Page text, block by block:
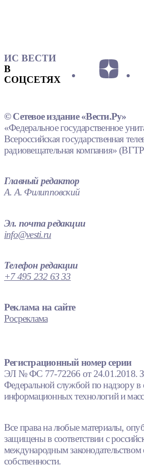
ИС ВЕСТИ
В
СОЦСЕТЯХ
© Сетевое издание «Вести.Ру»
«Федеральное государственное
Всероссийская государственная
радиовещательная компания»
Главный редактор
А. А. Филипповский
Эл. почта редакции
info@vesti.ru
Телефон редакции
+7 495 232 63 33
Реклама на сайте
Росреклама
Регистрационный номер серии
ЭЛ № ФС 77-72266 от 24.01.2018.
Федеральной службой по надзору в
информационных технологий и
Все права на любые материалы,
защищены в соответствии с
международным законодательством
собственности.